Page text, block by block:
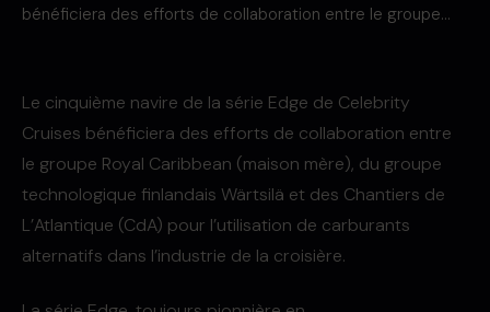
bénéficiera des efforts de collaboration entre le groupe…
Le cinquième navire de la série Edge de Celebrity
Cruises bénéficiera des efforts de collaboration entre
le groupe Royal Caribbean (maison mère), du groupe
technologique finlandais Wärtsilä et des Chantiers de
L’Atlantique (CdA) pour l’utilisation de carburants
alternatifs dans l’industrie de la croisière.